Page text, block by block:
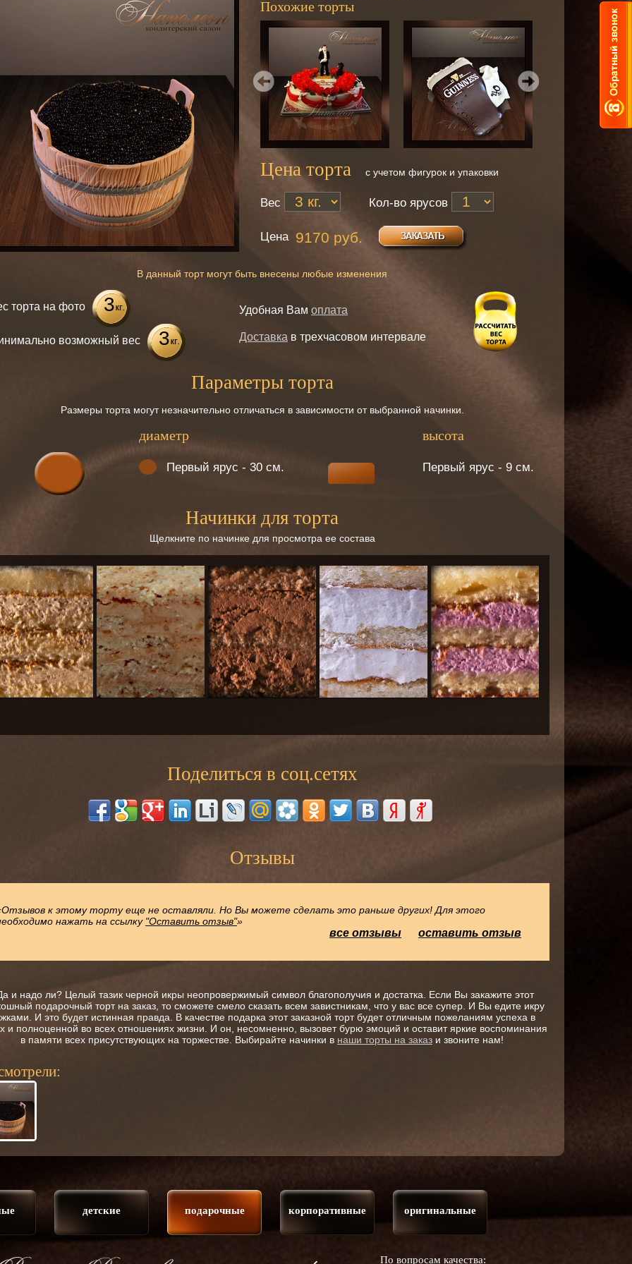
Похожие торты
Цена торта с учетом фигурок и упаковки
Вес Кол-во ярусов
Цена 9170 руб.
В данный торт могут быть внесены любые изменения
торта на фото 3
возможный вес 3
Удобная Вам оплата
Доставка в трехчасовом интервале
Параметры торта
Размеры торта могут незначительно отличаться в зависимости от выбранной начинки.
диаметр высота
Первый ярус - 30 см. Первый ярус - 9 см.
Начинки для торта
Щелкните по начинке для просмотра ее состава
Поделиться в соц.сетях
Отзывы
к этому торту еще не оставляли. Но Вы можете сделать это раньше других! Для этого
нажать на ссылку "Оставить отзыв"»
все отзывы оставить отзыв
и надо ли? Целый тазик черной икры неопровержимый символ благополучия и достатка. Если Вы закажите этот
подарочный торт на заказ, то сможете смело сказать всем завистникам, что у вас все супер. И Вы едите икру
И это будет истинная правда. В качестве подарка этот заказной торт будет отличным пожеланиям успеха в
и полноценной во всех отношениях жизни. И он, несомненно, вызовет бурю эмоций и оставит яркие воспоминания
в памяти всех присутствующих на торжестве. Выбирайте начинки в наши торты на заказ и звоните нам!
детские подарочные корпоративные оригинальные
По вопросам качества: